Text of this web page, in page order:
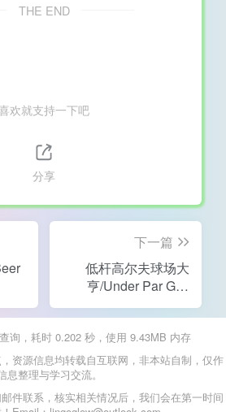
THE END
喜欢就支持一下吧
分享
下一篇
低杆高尔夫球场大
亨/Under Par Golf
Architect
询，耗时 0.202 秒，使用 9.43MB 内存
资源信息均转载自互联网，非本站自制，仅作
息整理与学习交流。
件联系，核实相关情况后，我们会在第一时间